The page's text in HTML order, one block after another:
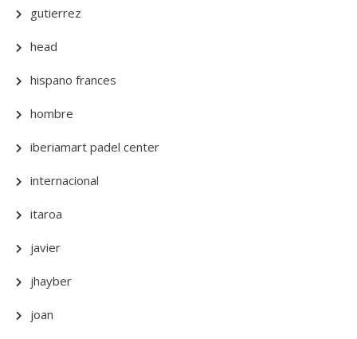
gutierrez
head
hispano frances
hombre
iberiamart padel center
internacional
itaroa
javier
jhayber
joan